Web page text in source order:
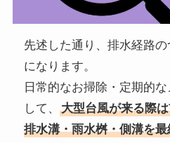
先述した通り、排水経路
になります。
日常的なお掃除・定期的
して、大型台風が来る際
排水溝・雨水桝・側溝を